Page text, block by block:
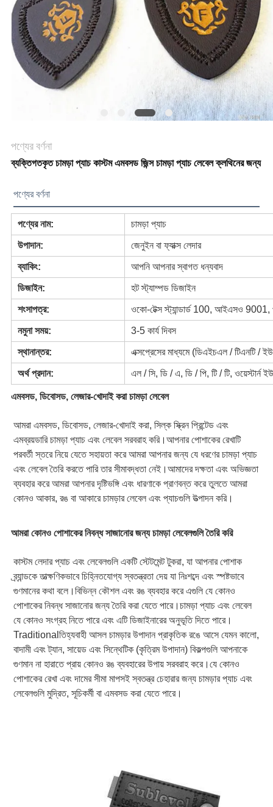
VR
SHOW
গোপনীয়তা
নীতি
পণ্যের বর্ণনা
ব্যক্তিগতকৃত চামড়া প্যাচ কাস্টম এমবসড জিন্স চামড়া প্যাচ লেবেল ক্লথিনের জন্য
পণ্যের বর্ণনা
পণ্যের নাম: চামড়া প্যাচ
উপাদান: জেনুইন বা ফ্যাক্স লেদার
ব্যাকিং: আপনি আপনার স্বাগত ধন্যবাদ
ডিজাইন: হট স্ট্যাম্পড ডিজাইন
শংসাপত্র: ওকো-টেক্স স্ট্যান্ডার্ড 100, আইএসও 9001,
নমুনা সময়: 3-5 কার্য দিবস
স্থানান্তর: এক্সপ্রেসের মাধ্যমে (ডিএইচএল / টিএনটি /
অর্থ প্রদান: এল / সি, ডি / এ, ডি / পি, টি / টি, ওয়েস্টার্ন
এমবসড, ডিবোসড, লেজার-খোদাই করা চামড়া লেবেল
আমরা এমবসড, ডিবোসড, লেজার-খোদাই করা, সিল্ক স্ক্রিন প্রিন্টেড এবং
এমব্রয়ডারি চামড়া প্যাচ এবং লেবেল সরবরাহ করি।আপনার পোশাকের রেখাটি
পরবর্তী স্তরে নিয়ে যেতে সহায়তা করে আমরা আপনার জন্য যে ধরণের চামড়া প্যাচ
এবং লেবেল তৈরি করতে পারি তার সীমাবদ্ধতা নেই।আমাদের দক্ষতা এবং অভিজ্ঞতা
ব্যবহার করে আমরা আপনার দৃষ্টিভঙ্গি এবং ধারণাকে প্রাণবন্ত করে তুলতে আমরা
কোনও আকার, রঙ বা আকারে চামড়ার লেবেল এবং প্যাচগুলি উত্পাদন করি।
আমরা কোনও পোশাকের নিবন্ধ সাজানোর জন্য চামড়া লেবেলগুলি তৈরি করি
কাস্টম লেদার প্যাচ এবং লেবেলগুলি একটি স্টেটমেন্ট টুকরা, যা আপনার পোশাক
ব্র্যান্ডকে তাত্ক্ষণিকভাবে চিহ্নিতযোগ্য স্বতন্ত্রতা দেয় যা নিঃশব্দে এবং স্পষ্টভাবে
গুণমানের কথা বলে।বিভিন্ন কৌশল এবং রঙ ব্যবহার করে এগুলি যে কোনও
পোশাকের নিবন্ধ সাজানোর জন্য তৈরি করা যেতে পারে।চামড়া প্যাচ এবং লেবেল
যে কোনও সংগ্রহ নিতে পারে এবং এটি ডিজাইনারের অনুভূতি দিতে পারে।
Traditionalতিহ্যবাহী আসল চামড়ার উপাদান প্রাকৃতিক রঙে আসে যেমন কালো,
বাদামী এবং ট্যান, সায়েড এবং সিন্থেটিক (কৃত্রিম উপাদান) বিকল্পগুলি আপনাকে
গুণমান না হারাতে প্রায় কোনও রঙ ব্যবহারের উপায় সরবরাহ করে।যে কোনও
পোশাকের রেখা এবং দামের সীমা মাপসই স্বতন্ত্র চেহারার জন্য চামড়ার প্যাচ এবং
লেবেলগুলি মুদ্রিত, সূচিকর্মী বা এমবসড করা যেতে পারে।